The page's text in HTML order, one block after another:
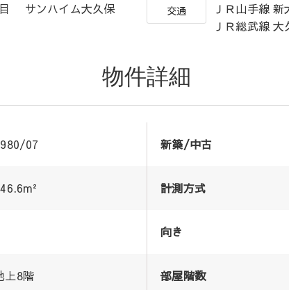
目 サンハイム大久保 交通
ＪＲ山手線
ＪＲ総武線
物件詳細
07 新築/中古
計測方式
向き
上8階 部屋階数